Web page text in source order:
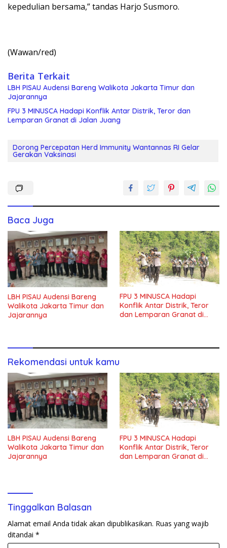
kepedulian bersama,” tandas Harjo Susmoro.
(Wawan/red)
Berita Terkait
LBH PISAU Audensi Bareng Walikota Jakarta Timur dan
Jajarannya
FPU 3 MINUSCA Hadapi Konflik Antar Distrik, Teror dan
Lemparan Granat di Jalan Juang
Dorong Percepatan Herd Immunity Wantannas RI Gelar
Gerakan Vaksinasi
Baca Juga
LBH PISAU Audensi Bareng
Walikota Jakarta Timur dan
Jajarannya
FPU 3 MINUSCA Hadapi
Konflik Antar Distrik, Teror
dan Lemparan Granat di
Rekomendasi untuk kamu
LBH PISAU Audensi Bareng
Walikota Jakarta Timur dan
Jajarannya
FPU 3 MINUSCA Hadapi
Konflik Antar Distrik, Teror
dan Lemparan Granat di
Tinggalkan Balasan
Alamat email Anda tidak akan dipublikasikan. Ruas yang wajib
ditandai *